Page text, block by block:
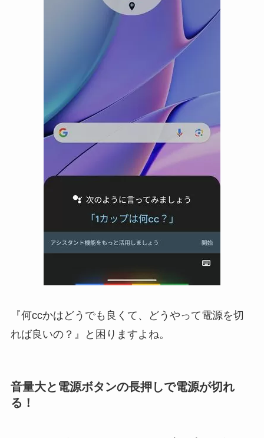
『何ccかはどうでも良くて、どうやって電源を切
れば良いの？』と困りますよね。
音量大と電源ボタンの長押しで電源が切れ
る！